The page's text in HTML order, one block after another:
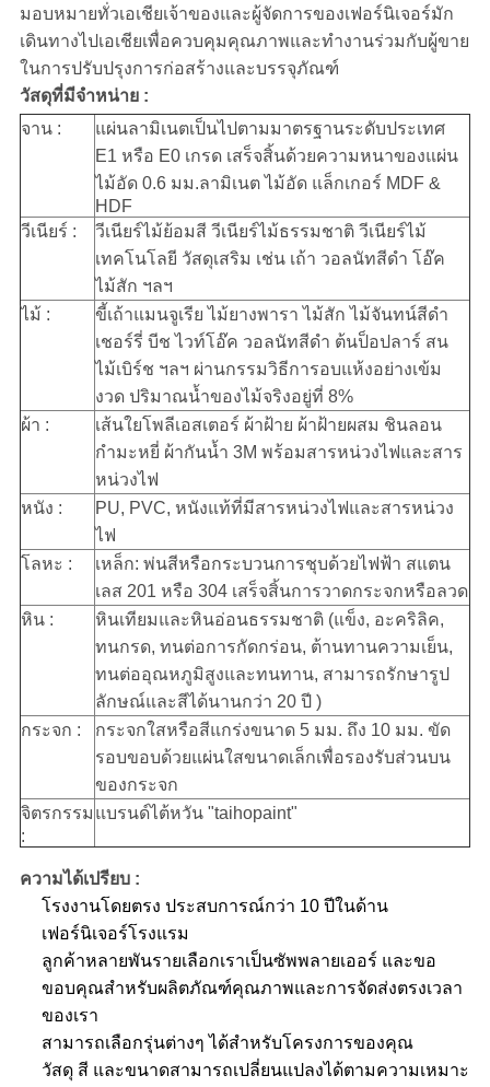
มอบหมายทั่วเอเชียเจ้าของและผู้จัดการของเฟอร์นิเจอร์มัก
เดินทางไปเอเชียเพื่อควบคุมคุณภาพและทำงานร่วมกับผู้ขาย
ในการปรับปรุงการก่อสร้างและบรรจุภัณฑ์
วัสดุที่มีจำหน่าย :
จาน :
แผ่นลามิเนตเป็นไปตามมาตรฐานระดับประเทศ
E1 หรือ E0 เกรด เสร็จสิ้นด้วยความหนาของแผ่น
ไม้อัด 0.6 มม.ลามิเนต ไม้อัด แล็กเกอร์ MDF &
HDF
วีเนียร์ :
วีเนียร์ไม้ย้อมสี วีเนียร์ไม้ธรรมชาติ วีเนียร์ไม้
เทคโนโลยี วัสดุเสริม เช่น เถ้า วอลนัทสีดำ โอ๊ค
ไม้สัก ฯลฯ
ไม้ :
ขี้เถ้าแมนจูเรีย ไม้ยางพารา ไม้สัก ไม้จันทน์สีดำ
เชอร์รี่ บีช ไวท์โอ๊ค วอลนัทสีดำ ต้นป็อปลาร์ สน
ไม้เบิร์ช ฯลฯ ผ่านกรรมวิธีการอบแห้งอย่างเข้ม
งวด ปริมาณน้ำของไม้จริงอยู่ที่ 8%
ผ้า :
เส้นใยโพลีเอสเตอร์ ผ้าฝ้าย ผ้าฝ้ายผสม ชินลอน
กำมะหยี่ ผ้ากันน้ำ 3M พร้อมสารหน่วงไฟและสาร
หน่วงไฟ
หนัง :
PU, PVC, หนังแท้ที่มีสารหน่วงไฟและสารหน่วง
ไฟ
โลหะ :
เหล็ก: พ่นสีหรือกระบวนการชุบด้วยไฟฟ้า สแตน
เลส 201 หรือ 304 เสร็จสิ้นการวาดกระจกหรือลวด
หิน :
หินเทียมและหินอ่อนธรรมชาติ (แข็ง, อะคริลิค,
ทนกรด, ทนต่อการกัดกร่อน, ต้านทานความเย็น,
ทนต่ออุณหภูมิสูงและทนทาน, สามารถรักษารูป
ลักษณ์และสีได้นานกว่า 20 ปี )
กระจก :
กระจกใสหรือสีแกร่งขนาด 5 มม. ถึง 10 มม. ขัด
รอบขอบด้วยแผ่นใสขนาดเล็กเพื่อรองรับส่วนบน
ของกระจก
จิตรกรรม
:
แบรนด์ไต้หวัน "taihopaint"
ความได้เปรียบ :
โรงงานโดยตรง ประสบการณ์กว่า 10 ปีในด้าน
เฟอร์นิเจอร์โรงแรม
ลูกค้าหลายพันรายเลือกเราเป็นซัพพลายเออร์ และขอ
ขอบคุณสำหรับผลิตภัณฑ์คุณภาพและการจัดส่งตรงเวลา
ของเรา
สามารถเลือกรุ่นต่างๆ ได้สำหรับโครงการของคุณ
วัสดุ สี และขนาดสามารถเปลี่ยนแปลงได้ตามความเหมาะ